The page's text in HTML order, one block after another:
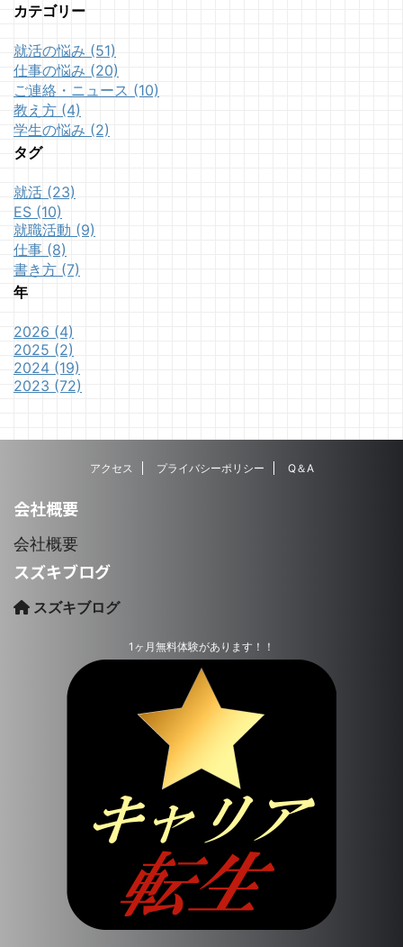
カテゴリー
就活の悩み (51)
仕事の悩み (20)
ご連絡・ニュース (10)
教え方 (4)
学生の悩み (2)
タグ
就活 (23)
ES (10)
就職活動 (9)
仕事 (8)
書き方 (7)
年
2026 (4)
2025 (2)
2024 (19)
2023 (72)
アクセス プライバシーポリシー Q＆A
会社概要
会社概要
スズキブログ
スズキブログ
1ヶ月無料体験があります！！